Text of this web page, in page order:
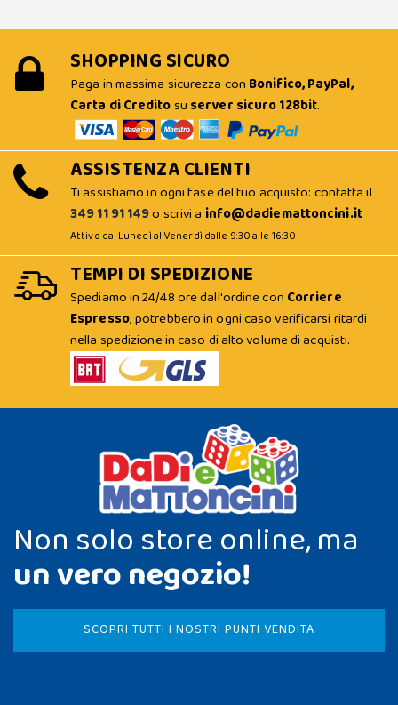
SHOPPING SICURO
Paga in massima sicurezza con Bonifico, PayPal,
Carta di Creditosu server sicuro 128bit.
ASSISTENZA CLIENTI
Ti assistiamo in ogni fase del tuo acquisto: contatta il
349 11 91 149o scrivi a info@dadiemattoncini.it
Attivo dal Lunedì al Venerdì dalle 9:30 alle 16:30
TEMPI DI SPEDIZIONE
Spediamo in 24/48 ore dall'ordine con Corriere
Espresso; potrebbero in ogni caso verificarsi ritardi
nella spedizione in caso di alto volume di acquisti.
Non solo store online, ma
un vero negozio!
SCOPRI TUTTI I NOSTRI PUNTI VENDITA